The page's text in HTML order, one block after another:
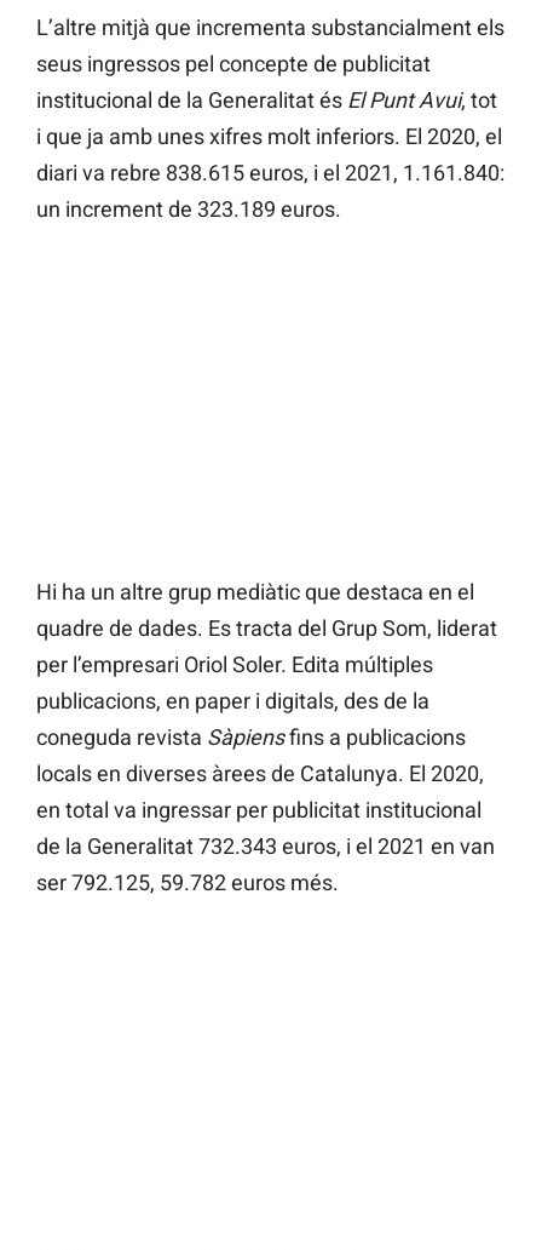
L’altre mitjà que incrementa substancialment els
seus ingressos pel concepte de publicitat
institucional de la Generalitat és El Punt Avui, tot
i que ja amb unes xifres molt inferiors. El 2020, el
diari va rebre 838.615 euros, i el 2021, 1.161.840:
un increment de 323.189 euros.
Hi ha un altre grup mediàtic que destaca en el
quadre de dades. Es tracta del Grup Som, liderat
per l’empresari Oriol Soler. Edita múltiples
publicacions, en paper i digitals, des de la
coneguda revista Sàpiensfins a publicacions
locals en diverses àrees de Catalunya. El 2020,
en total va ingressar per publicitat institucional
de la Generalitat 732.343 euros, i el 2021 en van
ser 792.125, 59.782 euros més.